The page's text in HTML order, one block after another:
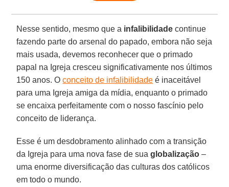
Nesse sentido, mesmo que a infalibilidade continue
fazendo parte do arsenal do papado, embora não seja
mais usada, devemos reconhecer que o primado
papal na Igreja cresceu significativamente nos últimos
150 anos. Oconceito de infalibilidade é inaceitável
para uma Igreja amiga da mídia, enquanto o primado
se encaixa perfeitamente com o nosso fascínio pelo
conceito de liderança.
Esse é um desdobramento alinhado com a transição
da Igreja para uma nova fase de suaglobalização –
uma enorme diversificação das culturas dos católicos
em todo o mundo.